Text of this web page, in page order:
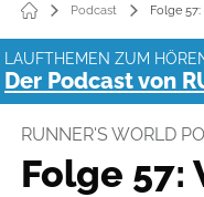
Podcast Folge
LAUFTHEMEN ZUM
Der Podcast von
RUNNER'S WORLD
Folge 57: